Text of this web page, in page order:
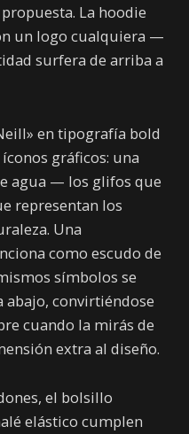
La hoodie
un logo cualquiera —
surfera de arriba a
en tipografía bold
gráficos: una
agua — los glifos que
representan los
Una
como escudo de
símbolos se
abajo, convirtiéndose
cuando la mirás de
extra al diseño.
el bolsillo
elástico cumplen